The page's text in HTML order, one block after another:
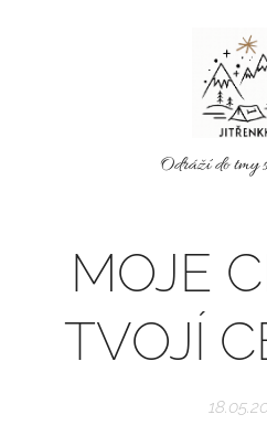
Odráží do tmy
MOJE
TVOJÍ